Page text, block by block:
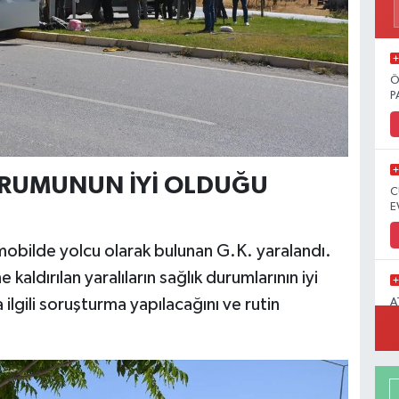
İYİ OLDUĞU
yolcu olarak bulunan G.K. yaralandı.
yaralıların sağlık durumlarının iyi
soruşturma yapılacağını ve rutin